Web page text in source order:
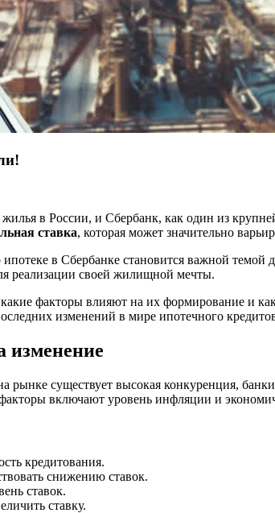
в России, и Сбербанк, как один из
ставка, которая может значительно
в Сбербанке становится важной
реализации своей жилищной мечты.
факторы влияют на их формирование и
изменений в мире ипотечного
изменение
существует высокая конкуренция,
включают уровень инфляции и
кредитования.
снижению ставок.
ставок.
ставку.